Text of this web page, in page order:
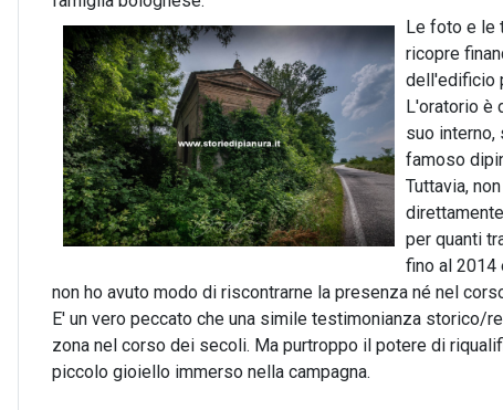
Le foto e le
ricopre
dell'edificio
L'oratorio è
suo interno,
famoso
Tuttavia,
per quanti
fino al 2014
non ho avuto modo di riscontrarne la presenza né nel
E' un vero peccato che una simile testimonianza storico/
zona nel corso dei secoli. Ma purtroppo il potere di
piccolo gioiello immerso nella campagna.